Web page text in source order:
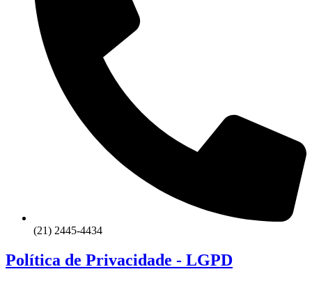
(21) 2445-4434
Política de Privacidade - LGPD